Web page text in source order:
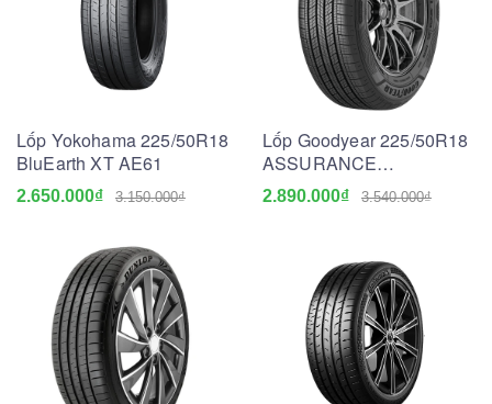
Lốp Yokohama 225/50R18
BluEarth XT AE61
2.650.000₫ 3.150.000₫
Lốp Goodyear 225/50R18
ASSURANCE
MAXGUARD SUV
2.890.000₫ 3.540.000₫